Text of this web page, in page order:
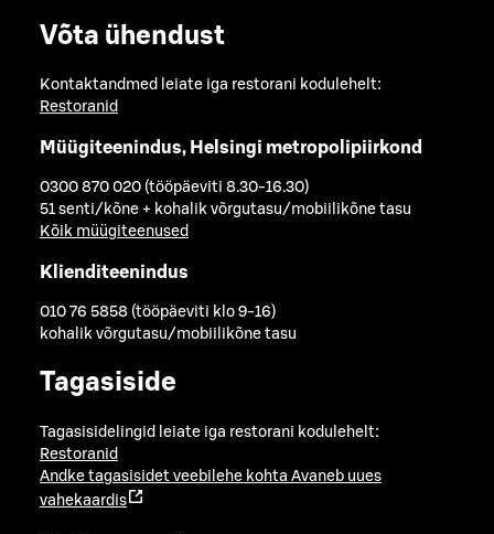
Võta ühendust
Kontaktandmed leiate iga restorani kodulehelt:
Restoranid
Müügiteenindus, Helsingi metropolipiirkond
0300 870 020 (tööpäeviti 8.30-16.30)
51 senti/kõne + kohalik võrgutasu/mobiilikõne tasu
Kõik müügiteenused
Klienditeenindus
010 76 5858 (tööpäeviti klo 9-16)
kohalik võrgutasu/mobiilikõne tasu
Tagasiside
Tagasisidelingid leiate iga restorani kodulehelt:
Restoranid
Andke tagasisidet veebilehe kohta Avaneb uues
vahekaardis